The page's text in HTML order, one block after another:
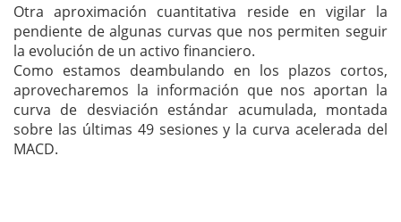
Otra aproximación cuantitativa reside en vigilar la
pendiente de algunas curvas que nos permiten seguir
la evolución de un activo financiero.
Como estamos deambulando en los plazos cortos,
aprovecharemos la información que nos aportan la
curva de desviación estándar acumulada, montada
sobre las últimas 49 sesiones y la curva acelerada del
MACD.